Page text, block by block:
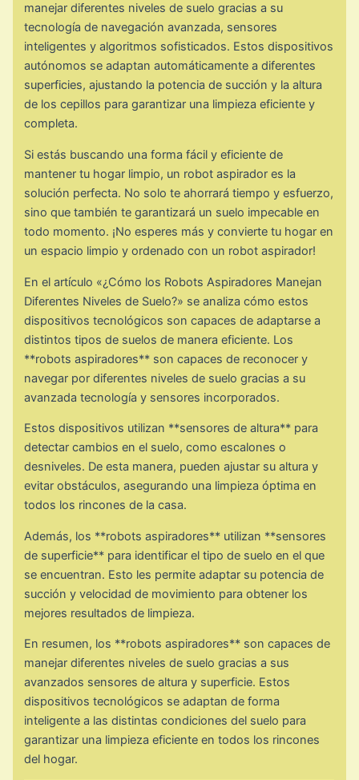
manejar diferentes niveles de suelo gracias a su
tecnología de navegación avanzada, sensores
inteligentes y algoritmos sofisticados. Estos dispositivos
autónomos se adaptan automáticamente a diferentes
superficies, ajustando la potencia de succión y la altura
de los cepillos para garantizar una limpieza eficiente y
completa.
Si estás buscando una forma fácil y eficiente de
mantener tu hogar limpio, un robot aspirador es la
solución perfecta. No solo te ahorrará tiempo y esfuerzo,
sino que también te garantizará un suelo impecable en
todo momento. ¡No esperes más y convierte tu hogar en
un espacio limpio y ordenado con un robot aspirador!
En el artículo «¿Cómo los Robots Aspiradores Manejan
Diferentes Niveles de Suelo?» se analiza cómo estos
dispositivos tecnológicos son capaces de adaptarse a
distintos tipos de suelos de manera eficiente. Los
**robots aspiradores** son capaces de reconocer y
navegar por diferentes niveles de suelo gracias a su
avanzada tecnología y sensores incorporados.
Estos dispositivos utilizan **sensores de altura** para
detectar cambios en el suelo, como escalones o
desniveles. De esta manera, pueden ajustar su altura y
evitar obstáculos, asegurando una limpieza óptima en
todos los rincones de la casa.
Además, los **robots aspiradores** utilizan **sensores
de superficie** para identificar el tipo de suelo en el que
se encuentran. Esto les permite adaptar su potencia de
succión y velocidad de movimiento para obtener los
mejores resultados de limpieza.
En resumen, los **robots aspiradores** son capaces de
manejar diferentes niveles de suelo gracias a sus
avanzados sensores de altura y superficie. Estos
dispositivos tecnológicos se adaptan de forma
inteligente a las distintas condiciones del suelo para
garantizar una limpieza eficiente en todos los rincones
del hogar.